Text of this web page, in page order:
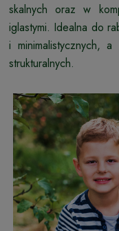
skalnych oraz w
iglastymi. Idealna do
i minimalistycznych,
strukturalnych.